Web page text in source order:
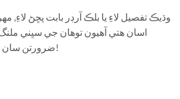
وڌيڪ تفصيل لاءِ يا بلڪ آرڊر بابت پڇڻ لاءِ,
ضرورتن سان توهان جي مدد ڪرڻ لاءِ!